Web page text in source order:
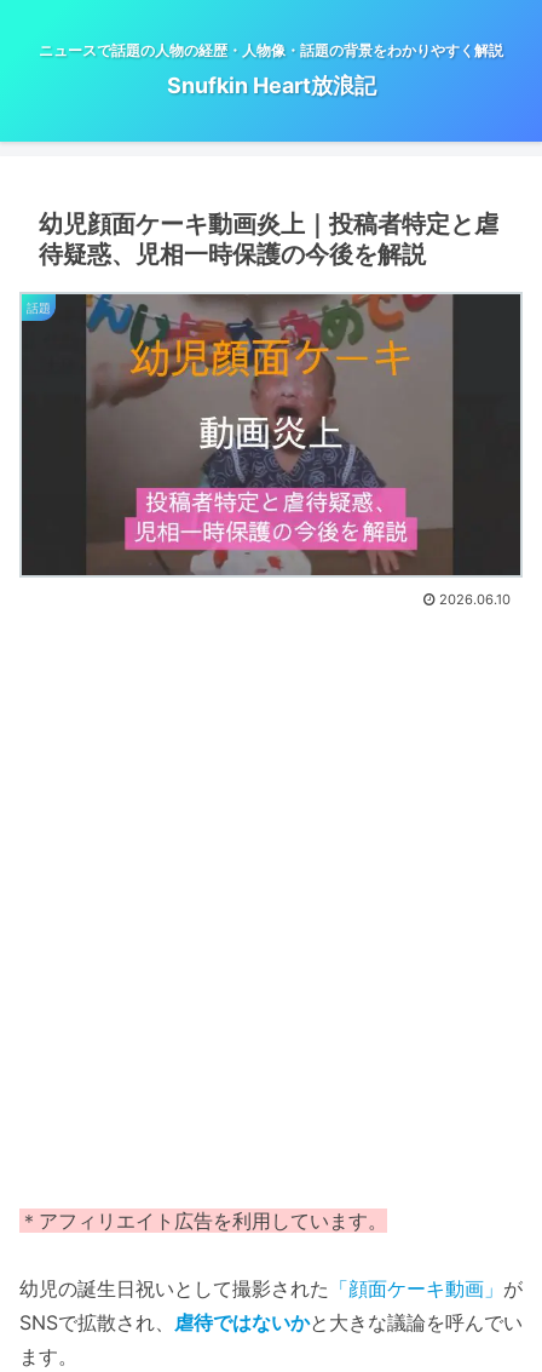
ニュースで話題の人物の経歴・人物像・話題の背景をわかりやすく解説
Snufkin Heart放浪記
幼児顔面ケーキ動画炎上｜投稿者特定と虐
待疑惑、児相一時保護の今後を解説
話題
2026.06.10
＊アフィリエイト広告を利用しています。
幼児の誕生日祝いとして撮影された 「顔面ケーキ動画」 が
SNSで拡散され、 虐待ではないかと大きな議論を呼んでい
ます。